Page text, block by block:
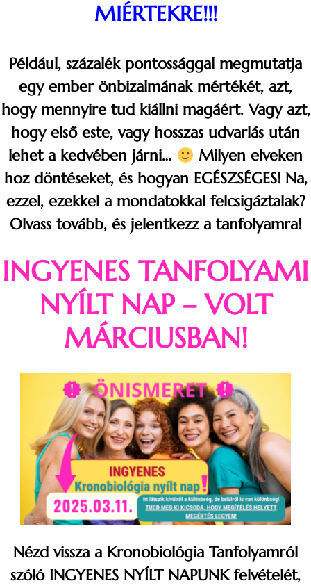
MIÉRTEKRE!!!
Például, százalék pontossággal megmutatja
egy ember önbizalmának mértékét, azt,
hogy mennyire tud kiállni magáért. Vagy azt,
hogy első este, vagy hosszas udvarlás után
lehet a kedvében járni…
Milyen elveken
hoz döntéseket, és hogyan EGÉSZSÉGES! Na,
ezzel, ezekkel a mondatokkal felcsigáztalak?
Olvass tovább, és jelentkezz a tanfolyamra!
INGYENES TANFOLYAMI
NYÍLT NAP – VOLT
MÁRCIUSBAN!
Nézd vissza a Kronobiológia Tanfolyamról
szóló INGYENES NYÍLT NAPUNK felvételét,